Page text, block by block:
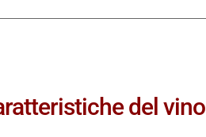
del vino